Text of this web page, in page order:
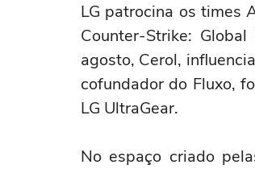
LG patrocina os times
Counter-Strike:
agosto, Cerol,
cofundador do Fluxo,
LG UltraGear.
No espaço criado